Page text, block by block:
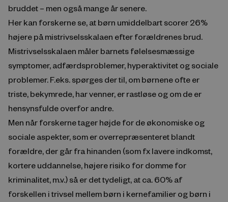
bruddet – men også mange år senere.
Her kan forskerne se, at børn umiddelbart scorer 26%
højere på mistrivselsskalaen efter forældrenes brud.
Mistrivselsskalaen måler barnets følelsesmæssige
symptomer, adfærdsproblemer, hyperaktivitet og sociale
problemer. F.eks. spørges der til, om børnene ofte er
triste, bekymrede, har venner, er rastløse og om de er
hensynsfulde overfor andre.
Men når forskerne tager højde for de økonomiske og
sociale aspekter, som er overrepræsenteret blandt
forældre, der går fra hinanden (som fx lavere indkomst,
kortere uddannelse, højere risiko for domme for
kriminalitet, m.v.) så er det tydeligt, at ca. 60% af
forskellen i trivsel mellem børn i kernefamilier og børn i